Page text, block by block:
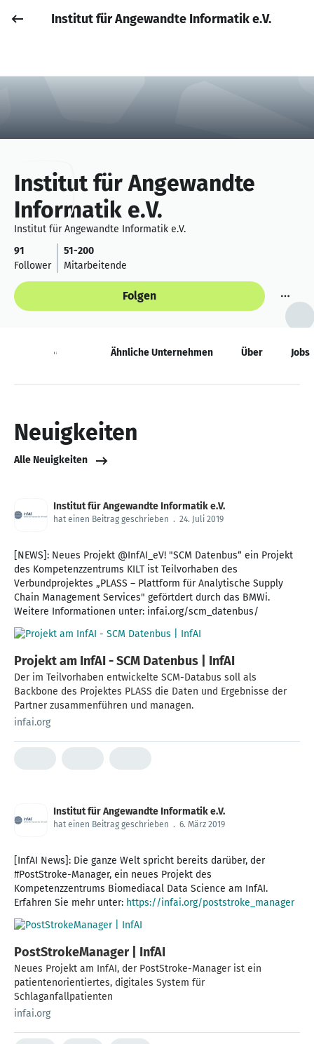
Anmelden
Job posten
Institut für Angewandte Informatik e.V.
Institut für Angewandte
Informatik e.V.
Institut für Angewandte Informatik e.V.
91
Follower
51-200
Mitarbeitende
Folgen
Neuigkeiten Ähnliche Unternehmen Über Jobs
Neuigkeiten
Alle Neuigkeiten
Institut für Angewandte Informatik e.V.
hat einen Beitrag geschrieben . 24. Juli 2019
[NEWS]: Neues Projekt @InfAI_eV! "SCM Datenbus“ ein Projekt
des Kompetenzzentrums KILT ist Teilvorhaben des
Verbundprojektes „PLASS – Plattform für Analytische Supply
Chain Management Services" geförtdert durch das BMWi.
Weitere Informationen unter: infai.org/scm_datenbus/
Projekt am InfAI - SCM Datenbus | InfAI
Der im Teilvorhaben entwickelte SCM-Databus soll als
Backbone des Projektes PLASS die Daten und Ergebnisse der
Partner zusammenführen und managen.
infai.org
Institut für Angewandte Informatik e.V.
hat einen Beitrag geschrieben . 6. März 2019
[InfAI News]: Die ganze Welt spricht bereits darüber, der
#PostStroke-Manager, ein neues Projekt des
Kompetenzzentrums Biomediacal Data Science am InfAI.
Erfahren Sie mehr unter: https://infai.org/poststroke_manager
PostStrokeManager | InfAI
Neues Projekt am InfAI, der PostStroke-Manager ist ein
patientenorientiertes, digitales System für
Schlaganfallpatienten
infai.org